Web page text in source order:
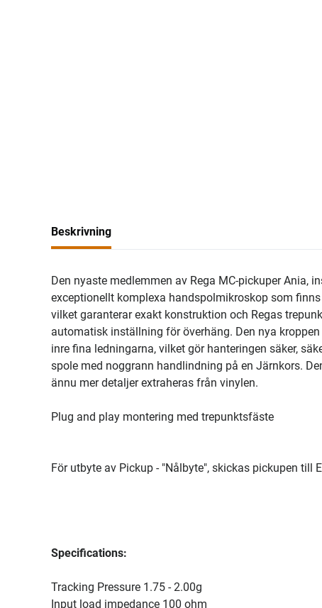
Beskrivning
Den nyaste medlemmen av Rega MC-pickuper Ania,
exceptionellt komplexa handspolmikroskop som
vilket garanterar exakt konstruktion och Regas
automatisk inställning för överhäng. Den nya
inre fina ledningarna, vilket gör hanteringen säker,
spole med noggrann handlindning på en Järnkors.
ännu mer detaljer extraheras från vinylen.
Plug and play montering med trepunktsfäste
För utbyte av Pickup - "Nålbyte", skickas pickupen till
Specifications:
Tracking Pressure 1.75 - 2.00g
Input load impedance 100 ohm